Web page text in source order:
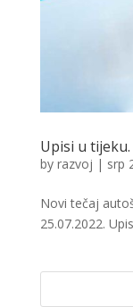
Upisi u
by razvoj | srp
Novi tečaj
25.07.2022.